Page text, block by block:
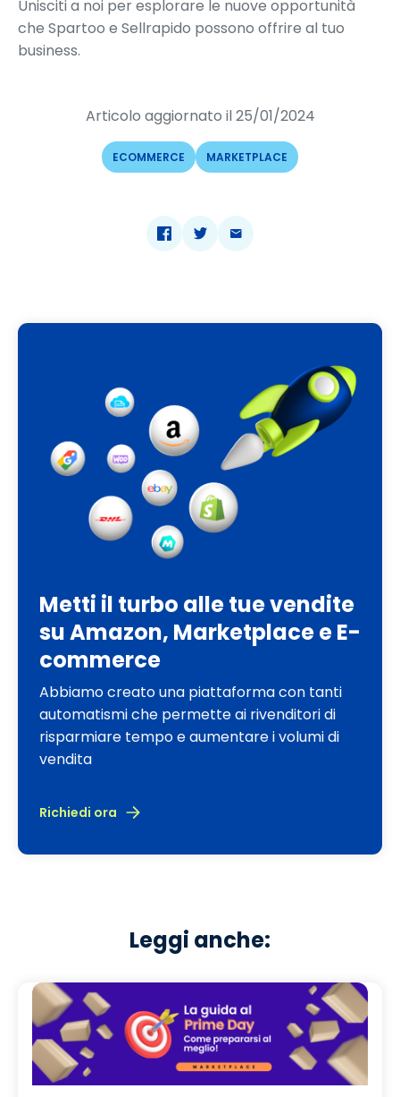
Unisciti a noi per esplorare le nuove opportunità
che Spartoo e Sellrapido possono offrire al tuo
business.
Articolo aggiornato il 25/01/2024
ECOMMERCE MARKETPLACE
Metti il turbo alle tue vendite
su Amazon, Marketplace e E-
commerce
Abbiamo creato una piattaforma con tanti
automatismi che permette ai rivenditori di
risparmiare tempo e aumentare i volumi di
vendita
Richiedi ora
Leggi anche: